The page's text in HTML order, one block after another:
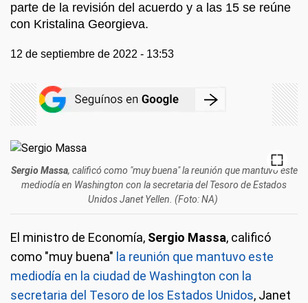
parte de la revisión del acuerdo y a las 15 se reúne
con Kristalina Georgieva.
12 de septiembre de 2022 - 13:53
Sergio Massa, calificó como "muy buena" la reunión que mantuvo este
mediodía en Washington con la secretaria del Tesoro de Estados
Unidos Janet Yellen. (Foto: NA)
El ministro de Economía, Sergio Massa, calificó
como "muy buena" la reunión que mantuvo este
mediodía en la ciudad de Washington con la
secretaria del Tesoro de los Estados Unidos, Janet